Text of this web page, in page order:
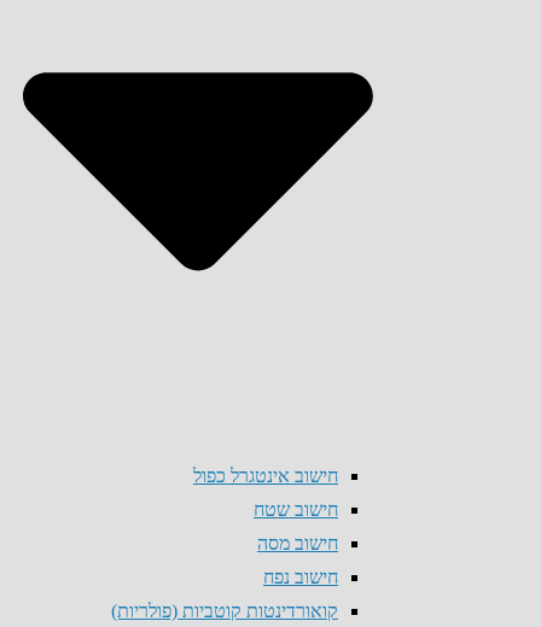
חישוב אינטגרל כפול
חישוב שטח
חישוב מסה
חישוב נפח
קואורדינטות קוטביות (פולריות)